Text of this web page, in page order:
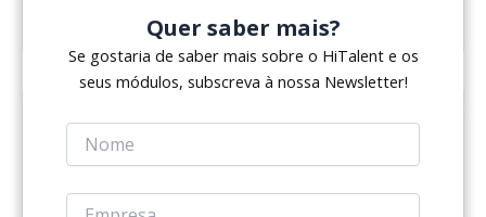
executadas ao longo do plano.
Perfil / Cadastro do Colaborador
O módulo de Perfil / Cadastro do Colaborador
centraliza todas as informações relevantes sobre
Quer saber mais?
Se gostaria de saber mais sobre o HiTalent e os
seus módulos, subscreva à nossa Newsletter!